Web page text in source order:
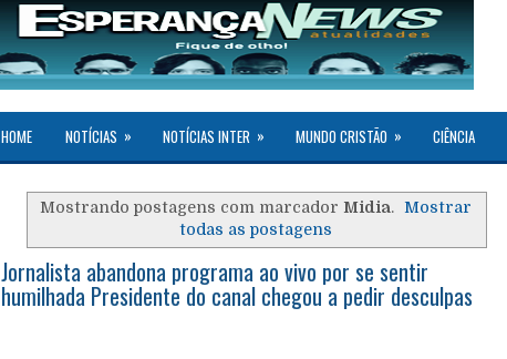
HOME NOTÍCIAS » NOTÍCIAS INTER » MUNDO CRISTÃO » CIÊNCIA
Mostrando postagens com marcador Midia. Mostrar
todas as postagens
Jornalista abandona programa ao vivo por se sentir
humilhada Presidente do canal chegou a pedir desculpas